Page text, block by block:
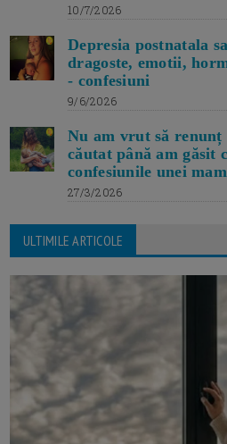
10/7/2026
Depresia postnatala
dragoste, emotii,
- confesiuni
9/6/2026
Nu am vrut să renunț
căutat până am găsit
confesiunile unei
27/3/2026
ULTIMILE ARTICOLE